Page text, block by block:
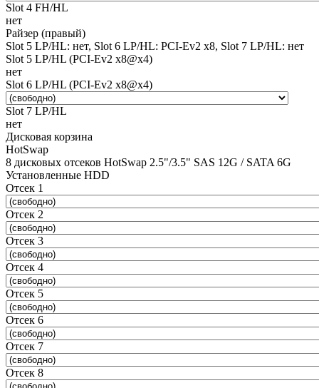
Slot 4 FH/HL
нет
Райзер (правый)
Slot 5 LP/HL: нет, Slot 6 LP/HL: PCI-Ev2 x8, Slot 7 LP/HL: нет
Slot 5 LP/HL (PCI-Ev2 x8@x4)
нет
Slot 6 LP/HL (PCI-Ev2 x8@x4)
Slot 7 LP/HL
нет
Дисковая корзина
HotSwap
8 дисковых отсеков HotSwap 2.5"/3.5" SAS 12G / SATA 6G
Установленные HDD
Отсек 1
Отсек 2
Отсек 3
Отсек 4
Отсек 5
Отсек 6
Отсек 7
Отсек 8